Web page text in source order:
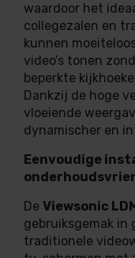
waardoor het
collegezalen en
kunnen
video’s tonen
beperkte
Dankzij de hoge
vloeiende
dynamischer en
Eenvoudige
De Viewsonic
gebruiksgemak
traditionele